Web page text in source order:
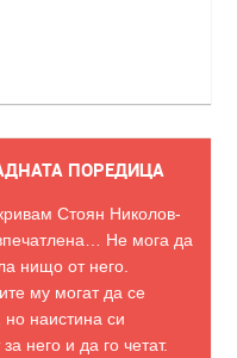
ПОРЕДИЦА
Стоян Николов-
Не мога да
нищо от него.
му могат да се
но наистина си
него и да го четат.